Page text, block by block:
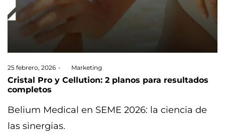
Posted
on
25 febrero, 2026 Marketing
Cristal Pro y Cellution: 2 planos para resultados
completos
Belium Medical en SEME 2026: la ciencia de
las sinergias.